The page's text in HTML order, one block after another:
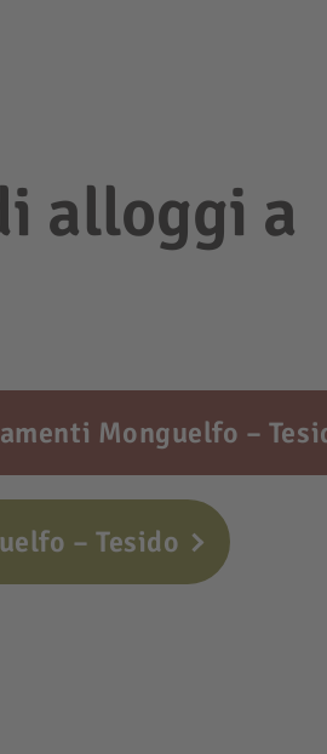
alloggi a
Monguelfo –
– Tesido